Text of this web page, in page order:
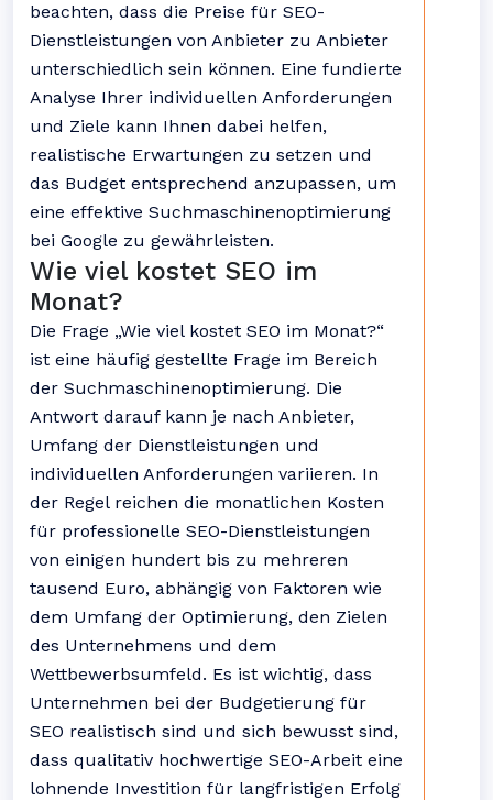
beachten, dass die Preise für SEO-
Dienstleistungen von Anbieter zu Anbieter
unterschiedlich sein können. Eine fundierte
Analyse Ihrer individuellen Anforderungen
und Ziele kann Ihnen dabei helfen,
realistische Erwartungen zu setzen und
das Budget entsprechend anzupassen, um
eine effektive Suchmaschinenoptimierung
bei Google zu gewährleisten.
Wie viel kostet SEO im
Monat?
Die Frage „Wie viel kostet SEO im Monat?“
ist eine häufig gestellte Frage im Bereich
der Suchmaschinenoptimierung. Die
Antwort darauf kann je nach Anbieter,
Umfang der Dienstleistungen und
individuellen Anforderungen variieren. In
der Regel reichen die monatlichen Kosten
für professionelle SEO-Dienstleistungen
von einigen hundert bis zu mehreren
tausend Euro, abhängig von Faktoren wie
dem Umfang der Optimierung, den Zielen
des Unternehmens und dem
Wettbewerbsumfeld. Es ist wichtig, dass
Unternehmen bei der Budgetierung für
SEO realistisch sind und sich bewusst sind,
dass qualitativ hochwertige SEO-Arbeit eine
lohnende Investition für langfristigen Erfolg